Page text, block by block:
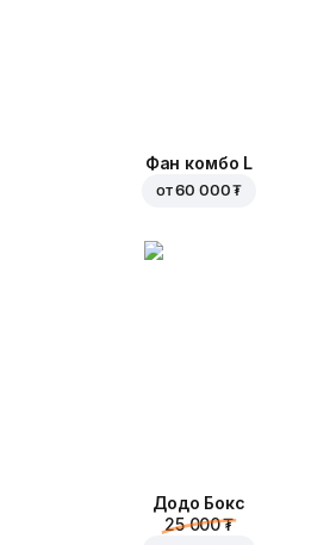
Фан комбо L
от60 000 ₮
Додо Бокс
25 000 ₮